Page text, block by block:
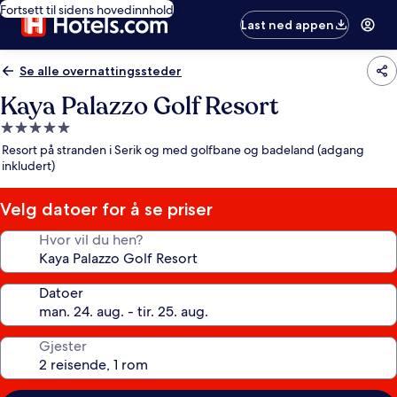
Fortsett til sidens hovedinnhold
Last ned appen
Se alle overnattingssteder
Kaya Palazzo Golf Resort
Overnattingssted
med
5.0
stjerner
Resort på stranden i Serik og med golfbane og badeland (adgang
inkludert)
Velg datoer for å se priser
Hvor vil du hen?
Datoer
Gjester